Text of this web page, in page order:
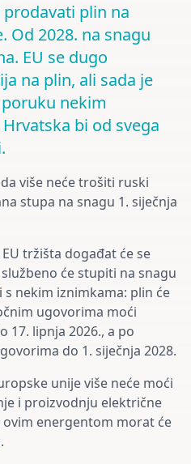
prodavati plin na
Od 2028. na snagu
EU se dugo
na plin, ali sada je
nekim
bi od svega
više neće trošiti ruski
stupa na snagu 1. siječnja
tržišta događat će se
će stupiti na snagu
s nekim iznimkama: plin će
ugovorima moći
17. lipnja 2026., a po
do 1. siječnja 2028.
unije više neće moći
i proizvodnju električne
ovim energentom morat će